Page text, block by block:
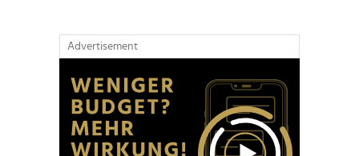
Advertisement